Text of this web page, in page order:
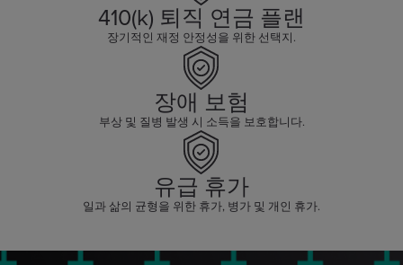
410(k) 퇴직 연금 플랜
장기적인 재정 안정성을 위한 선택지.
장애 보험
부상 및 질병 발생 시 소득을 보호합니다.
유급 휴가
일과 삶의 균형을 위한 휴가, 병가 및 개인 휴가.